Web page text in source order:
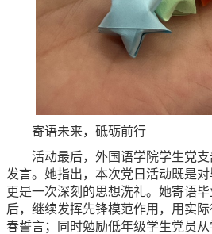
寄语未来，砥砺前行
活动最后，外国语学院学生党
发言。她指出，本次党日活动既是对
更是一次深刻的思想洗礼。她寄语
后，继续发挥先锋模范作用，用实
春誓言；同时勉励低年级学生党员